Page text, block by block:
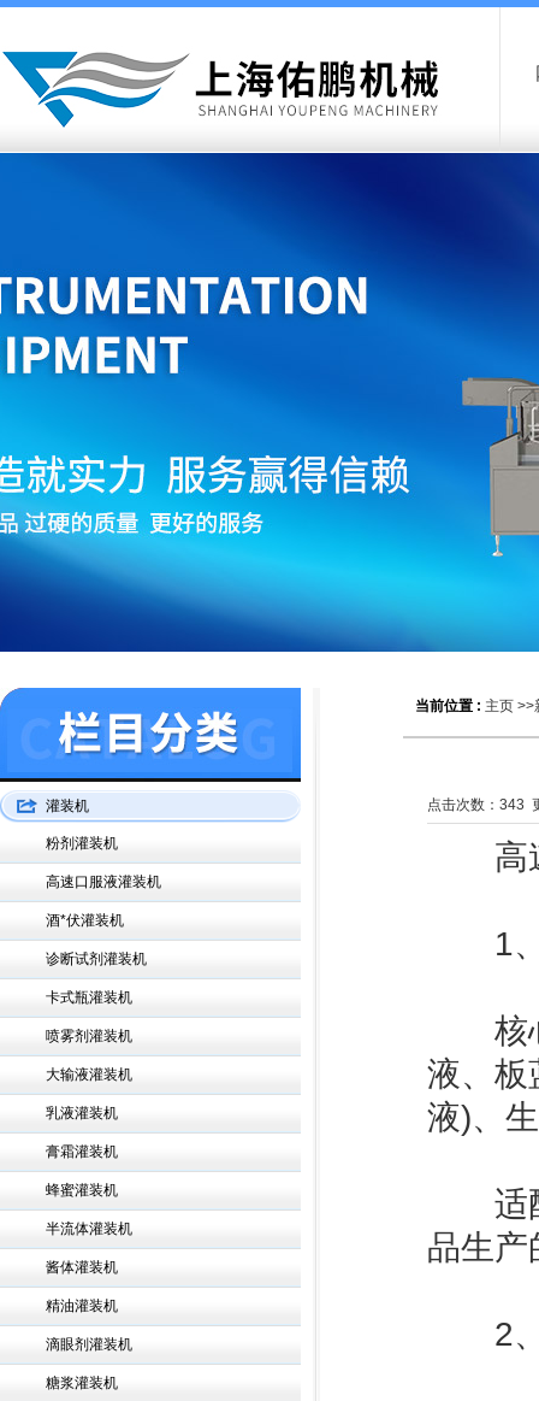
当前位置 : 主页 >>
点击次数： 343
高速
1、
核心
液、板
液)、
适配
品生产
2、
灌装机
粉剂灌装机
高速口服液灌装机
酒*伏灌装机
诊断试剂灌装机
卡式瓶灌装机
喷雾剂灌装机
大输液灌装机
乳液灌装机
膏霜灌装机
蜂蜜灌装机
半流体灌装机
酱体灌装机
精油灌装机
滴眼剂灌装机
糖浆灌装机